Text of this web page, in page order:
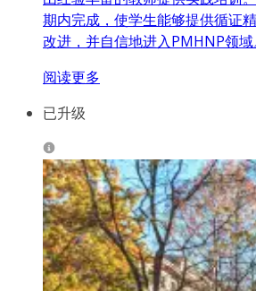
期内完成，使学生能够提供循证
改进，并自信地进入PMHNP领域
阅读更多
已升级